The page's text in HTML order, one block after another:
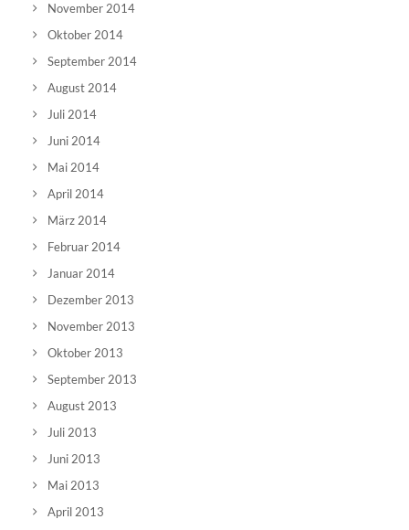
November 2014
Oktober 2014
September 2014
August 2014
Juli 2014
Juni 2014
Mai 2014
April 2014
März 2014
Februar 2014
Januar 2014
Dezember 2013
November 2013
Oktober 2013
September 2013
August 2013
Juli 2013
Juni 2013
Mai 2013
April 2013